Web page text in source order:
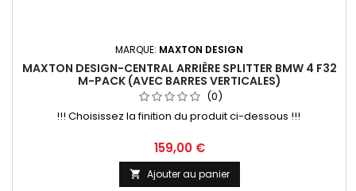
MARQUE: MAXTON DESIGN
MAXTON DESIGN-CENTRAL ARRIÈRE SPLITTER BMW 4 F32
M-PACK (AVEC BARRES VERTICALES)
(0)
!!! Choisissez la finition du produit ci-dessous !!!
Prix
159,00 €
 Ajouter au panier